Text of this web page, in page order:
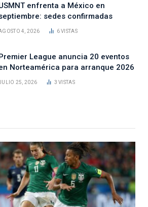
enfrenta a México en
sedes confirmadas
4, 2026 6VISTAS
League anuncia 20 eventos
Norteamérica para arranque 2026
25, 2026 3VISTAS